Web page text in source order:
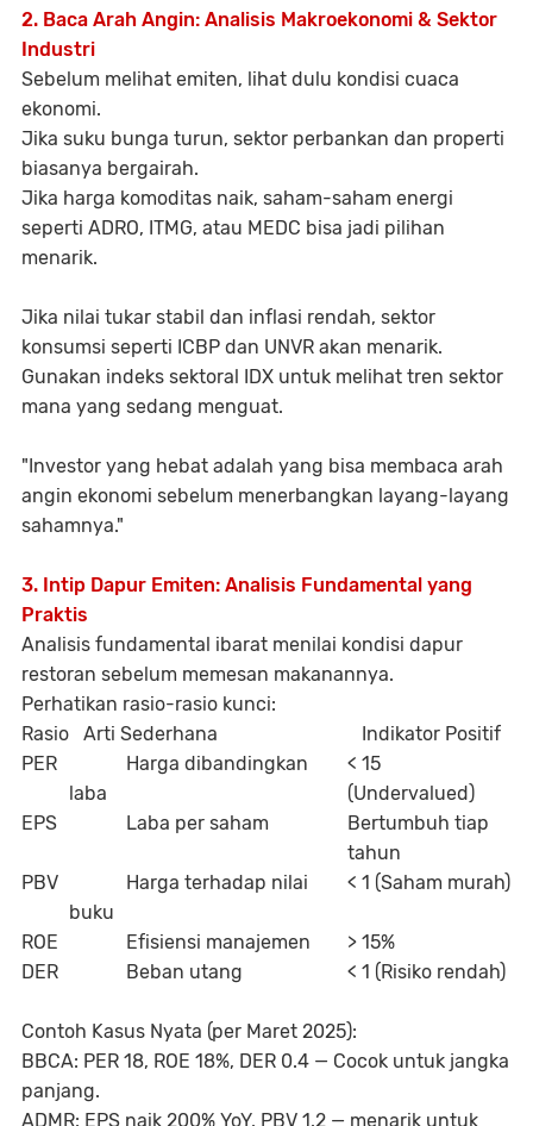
2. Baca Arah Angin: Analisis Makroekonomi & Sektor
Industri
Sebelum melihat emiten, lihat dulu kondisi cuaca
ekonomi.
Jika suku bunga turun, sektor perbankan dan properti
biasanya bergairah.
Jika harga komoditas naik, saham-saham energi
seperti ADRO, ITMG, atau MEDC bisa jadi pilihan
menarik.
Jika nilai tukar stabil dan inflasi rendah, sektor
konsumsi seperti ICBP dan UNVR akan menarik.
Gunakan indeks sektoral IDX untuk melihat tren sektor
mana yang sedang menguat.
"Investor yang hebat adalah yang bisa membaca arah
angin ekonomi sebelum menerbangkan layang-layang
sahamnya."
3. Intip Dapur Emiten: Analisis Fundamental yang
Praktis
Analisis fundamental ibarat menilai kondisi dapur
restoran sebelum memesan makanannya.
Perhatikan rasio-rasio kunci:
Rasio Arti Sederhana
Indikator Positif
PER
Harga dibandingkan
laba
< 15
(Undervalued)
EPS
Laba per saham
Bertumbuh tiap
tahun
PBV
Harga terhadap nilai
buku
< 1 (Saham murah)
ROE Efisiensi manajemen
> 15%
DER
Beban utang < 1 (Risiko rendah)
Contoh Kasus Nyata (per Maret 2025):
BBCA: PER 18, ROE 18%, DER 0.4 — Cocok untuk jangka
panjang.
ADMR: EPS naik 200% YoY, PBV 1.2 — menarik untuk